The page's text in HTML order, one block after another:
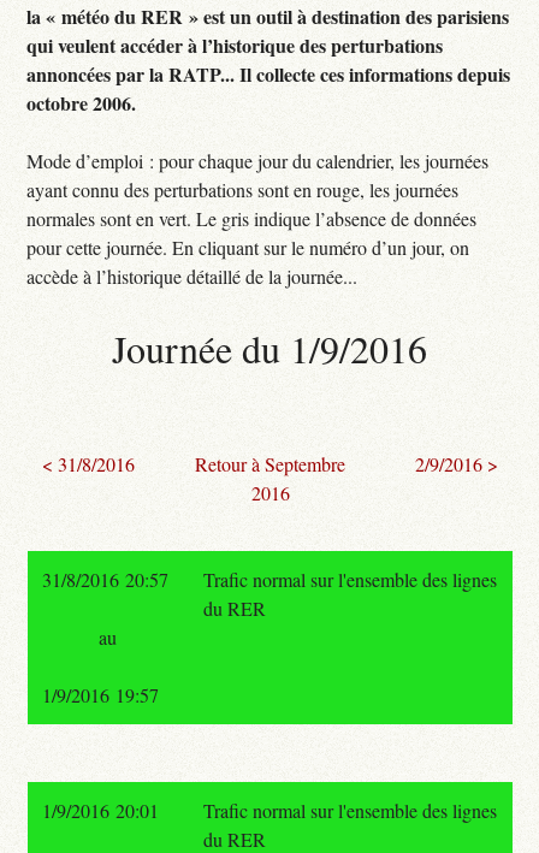
la « météo du RER » est un outil à destination des parisiens
qui veulent accéder à l’historique des perturbations
annoncées par la RATP... Il collecte ces informations depuis
octobre 2006.
Mode d’emploi : pour chaque jour du calendrier, les journées
ayant connu des perturbations sont en rouge, les journées
normales sont en vert. Le gris indique l’absence de données
pour cette journée. En cliquant sur le numéro d’un jour, on
accède à l’historique détaillé de la journée...
Journée du 1/9/2016
< 31/8/2016
Retour à Septembre
2016
2/9/2016 >
31/8/2016 20:57
Trafic normal sur l'ensemble des lignes
du RER
au
1/9/2016 19:57
1/9/2016 20:01
Trafic normal sur l'ensemble des lignes
du RER